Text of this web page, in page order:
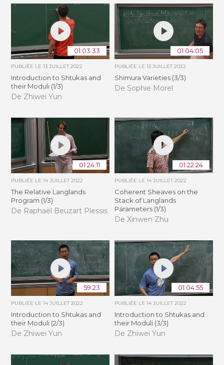
01:03:33
PUBLIÉE LE13 JUILLET 2022
Introduction to Shtukas and
their Moduli (1/3)
De Zhiwei Yun
01:04:05
PUBLIÉE LE 13 JUILLET 2022
Shimura Varieties (3/3)
De Sophie Morel
01:24:11
PUBLIÉE LE14 JUILLET 2022
The Relative Langlands
Program (1/3)
De Raphaël Beuzart Plessis
01:22:24
PUBLIÉE LE 14 JUILLET 2022
Coherent Sheaves on the
Stack of Langlands
Parameters (1/3)
De Xinwen Zhu
59:23
PUBLIÉE LE14 JUILLET 2022
Introduction to Shtukas and
their Moduli (2/3)
De Zhiwei Yun
01:04:55
PUBLIÉE LE 14 JUILLET 2022
Introduction to Shtukas and
their Moduli (3/3)
De Zhiwei Yun